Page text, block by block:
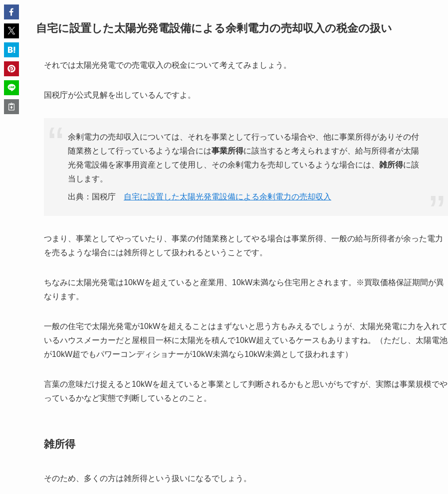
自宅に設置した太陽光発電設備による余剰電力の売却収入の税金の扱い
それでは太陽光発電での売電収入の税金について考えてみましょう。
国税庁が公式見解を出しているんですよ。
余剰電力の売却収入については、それを事業として行っている場合や、他に事業所得がありその付
随業務として行っているような場合には事業所得に該当すると考えられますが、給与所得者が太陽
光発電設備を家事用資産として使用し、その余剰電力を売却しているような場合には、 雑所得に該
当します。
出典：国税庁 自宅に設置した太陽光発電設備による余剰電力の売却収入
つまり、事業としてやっていたり、事業の付随業務としてやる場合は事業所得、一般の給与所得者が余った電力
を売るような場合には雑所得として扱われるということです。
ちなみに太陽光発電は10kWを超えていると産業用、10kW未満なら住宅用とされます。※買取価格保証期間が異
なります。
一般の住宅で太陽光発電が10kWを超えることはまずないと思う方もみえるでしょうが、太陽光発電に力を入れて
いるハウスメーカーだと屋根目一杯に太陽光を積んで10kW超えているケースもありますね。（ただし、太陽電池
が10kW超でもパワーコンディショナーが10kW未満なら10kW未満として扱われます）
言葉の意味だけ捉えると10kWを超えていると事業として判断されるかもと思いがちですが、実際は事業規模でや
っているかなど実態で判断しているとのこと。
雑所得
そのため、多くの方は雑所得という扱いになるでしょう。